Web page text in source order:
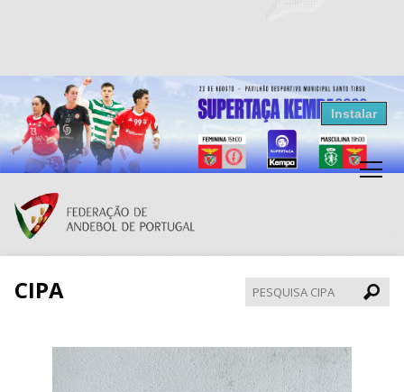
Resultados Andebol
Federação de Andebol de Portugal
Grátis - Disponivel na Play Store
Instalar
CIPA
CIPA